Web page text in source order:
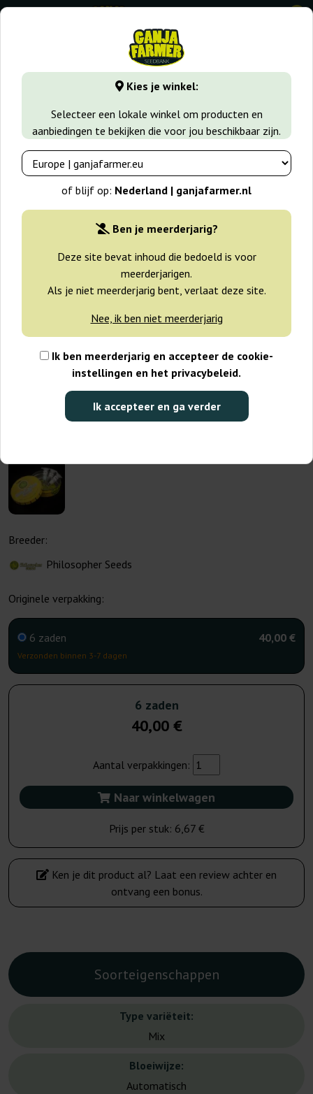
Kies je winkel:
Selecteer een lokale winkel om producten en
aanbiedingen te bekijken die voor jou beschikbaar zijn.
of blijf op: Nederland | ganjafarmer.nl
Ben je meerderjarig?
Deze site bevat inhoud die bedoeld is voor
meerderjarigen.
Als je niet meerderjarig bent, verlaat deze site.
Nee, ik ben niet meerderjarig
Ik ben meerderjarig en accepteer de cookie-
instellingen en het privacybeleid.
Ik accepteer en ga verder
0
GanjaFarmer.nl Zaadsoorten Autoflower Wietzaadjes
Breeder:
Philosopher Seeds
Originele verpakking:
6 zaden
Verzonden binnen 3-7 dagen
40,00 €
6 zaden
40,00 €
Aantal verpakkingen:
Naar winkelwagen
Prijs per stuk: 6,67 €
Ken je dit product al? Laat een review achter en
ontvang een bonus.
Soorteigenschappen
Type variëteit:
Mix
Bloeiwijze:
Automatisch